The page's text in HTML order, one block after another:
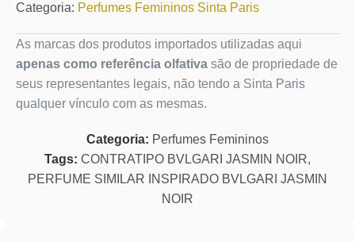
Categoria: Perfumes Femininos Sinta Paris
As marcas dos produtos importados utilizadas aqui
apenas como referência olfativa são de propriedade de
seus representantes legais, não tendo a Sinta Paris
qualquer vínculo com as mesmas.
Categoria: Perfumes Femininos
Tags: CONTRATIPO BVLGARI JASMIN NOIR,
PERFUME SIMILAR INSPIRADO BVLGARI JASMIN
NOIR